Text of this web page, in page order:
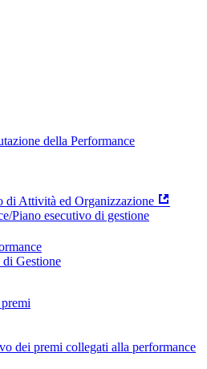
della Performance
di Attività ed Organizzazione
Piano esecutivo di gestione
Gestione
dei premi collegati alla performance